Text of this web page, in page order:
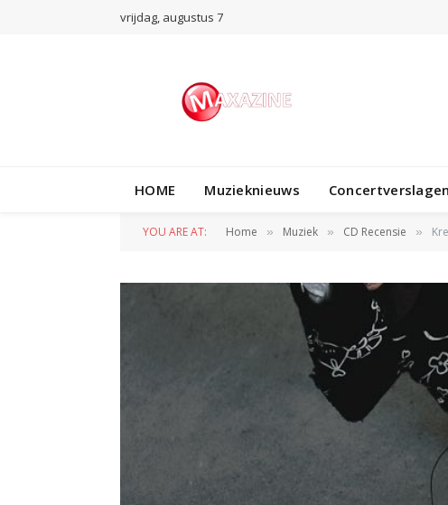
vrijdag, augustus 7
HOME Muzieknieuws Concertverslagen
YOU ARE AT: Home » Muziek » CD Recensie »